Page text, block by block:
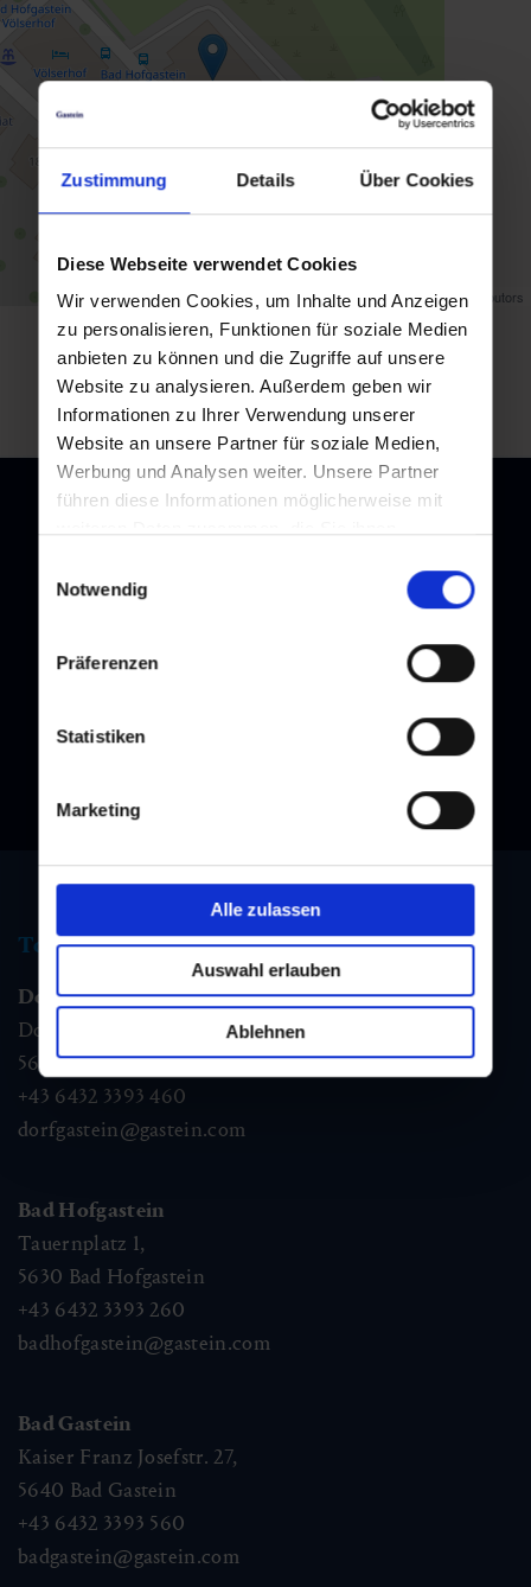
Zustimmung Details Über Cookies
Diese Webseite verwendet Cookies
Wir verwenden Cookies, um Inhalte und Anzeigen
zu personalisieren, Funktionen für soziale Medien
anbieten zu können und die Zugriffe auf unsere
Website zu analysieren. Außerdem geben wir
Informationen zu Ihrer Verwendung unserer
Website an unsere Partner für soziale Medien,
Werbung und Analysen weiter. Unsere Partner
führen diese Informationen möglicherweise mit
Nutzung der Dienste gesammelt haben.
Notwendig
Präferenzen
Statistiken
Marketing
Alle zulassen
Auswahl erlauben
Ablehnen
Map data ©OpenStreetMapcontributors
Zurück zur Übersicht
Tourismus Information
Dorfgastein
Dorfstraße 1,
5632 Dorfgastein
+43 6432 3393 460
dorfgastein@gastein.com
Bad Hofgastein
Tauernplatz 1,
5630 Bad Hofgastein
+43 6432 3393 260
badhofgastein@gastein.com
Bad Gastein
Kaiser Franz Josefstr. 27,
5640 Bad Gastein
+43 6432 3393 560
badgastein@gastein.com